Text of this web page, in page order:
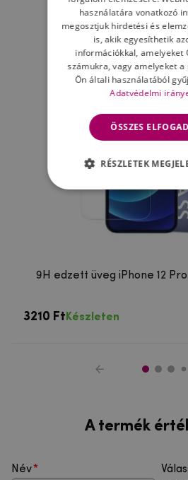
Ne
9H edzett üveg iPhone 12
3210 Ft Készleten
A termék
Név
használatára vonatkozó
megosztjuk hirdetési és
is, akik egyesíthetik
információkkal, amelyeket
számukra, vagy amelyeket
Ön általi használatából
Adatvédelmi
ÖSSZES
RÉSZLETEK